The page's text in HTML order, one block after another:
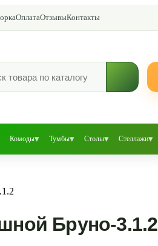
ОплатаОтзывыКонтакты
Комоды▾ Тумбы▾ Столы▾ Стеллажи▾
Бруно-3.1.2